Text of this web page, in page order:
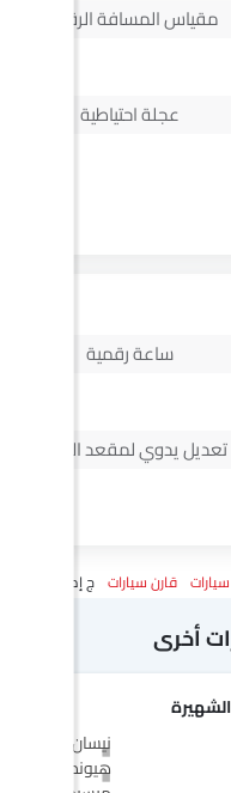
مقياس المسافة الرقمي
عجلة احتياطية
ساعة رقمية
تعديل يدوي لمقعد السائق
قارن سيارات ج إم سي فيجوس Vs VGV يو 75 بلس
أخرى
نيسان
هيونداي